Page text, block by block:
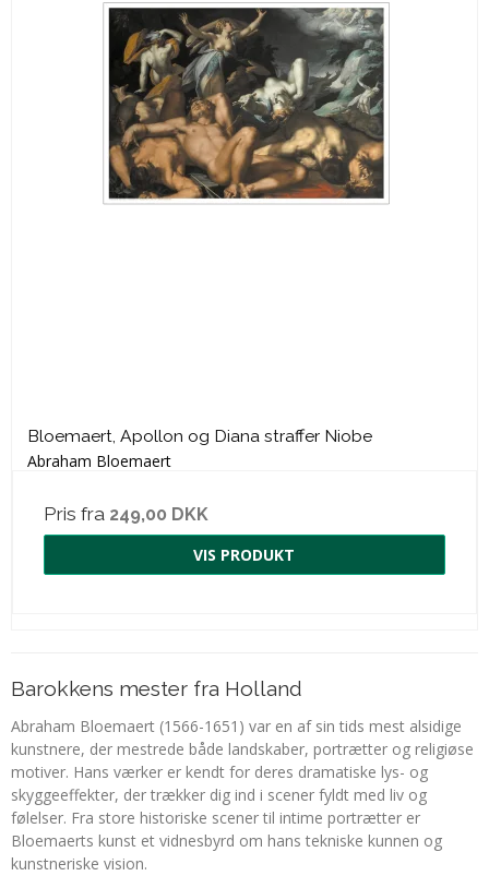
Bloemaert, Apollon og Diana straffer Niobe
Abraham Bloemaert
Pris fra 249,00 DKK
VIS PRODUKT
Barokkens mester fra Holland
Abraham Bloemaert (1566-1651) var en af sin tids mest alsidige
kunstnere, der mestrede både landskaber, portrætter og religiøse
motiver. Hans værker er kendt for deres dramatiske lys- og
skyggeeffekter, der trækker dig ind i scener fyldt med liv og
følelser. Fra store historiske scener til intime portrætter er
Bloemaerts kunst et vidnesbyrd om hans tekniske kunnen og
kunstneriske vision.